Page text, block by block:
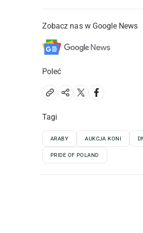
Zobacz nas w Google News
Poleć
Tagi
ARABY AUKCJA KONI
PRIDE OF POLAND